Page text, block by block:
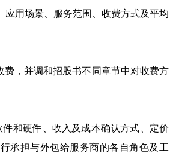
应用场景、服务范围、收费方式及平均
，并调和招股书不同章节中对收费方
和硬件、收入及成本确认方式、定价
承担与外包给服务商的各自角色及工